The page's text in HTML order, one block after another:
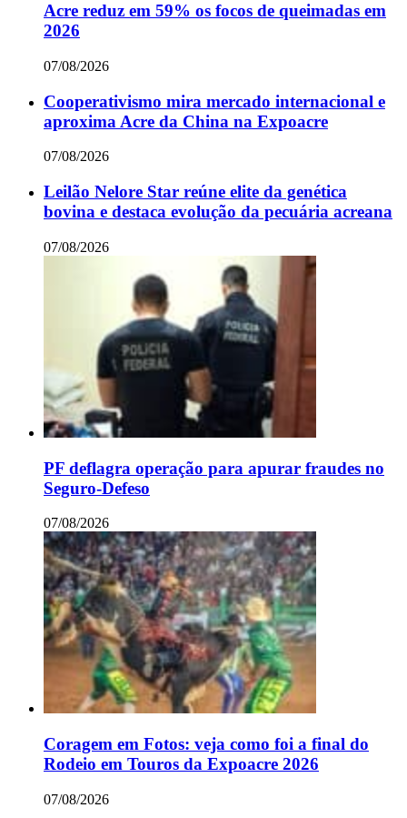
Acre reduz em 59% os focos de queimadas em
2026
07/08/2026
Cooperativismo mira mercado internacional e
aproxima Acre da China na Expoacre
07/08/2026
Leilão Nelore Star reúne elite da genética
bovina e destaca evolução da pecuária acreana
07/08/2026
PF deflagra operação para apurar fraudes no
Seguro-Defeso
07/08/2026
Coragem em Fotos: veja como foi a final do
Rodeio em Touros da Expoacre 2026
07/08/2026